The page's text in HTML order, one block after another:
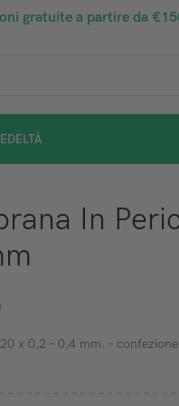
gratuite a partire da
In
x 0,2 – 0,4 mm. –